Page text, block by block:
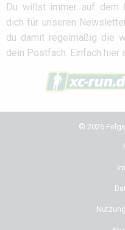
Du willst immer auf dem
dich für unseren
du damit regelmäßig die
dein Postfach. Einfach hier
© 2026